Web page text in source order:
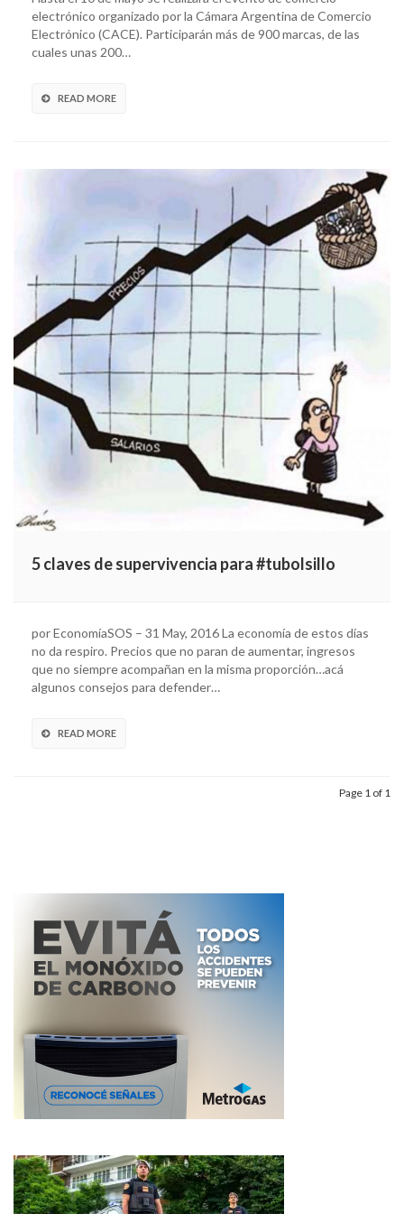
electrónico organizado por la Cámara Argentina de Comercio
Electrónico (CACE). Participarán más de 900 marcas, de las
cuales unas 200…
READ MORE
5 claves de supervivencia para #tubolsillo
por EconomíaSOS – 31 May, 2016 La economía de estos días
no da respiro. Precios que no paran de aumentar, ingresos
que no siempre acompañan en la misma proporción…acá
algunos consejos para defender…
READ MORE
Page 1 of 1